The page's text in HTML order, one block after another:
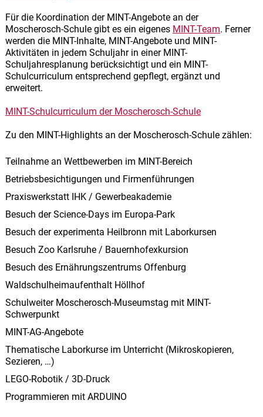
Für die Koordination der MINT-Angebote an der
Moscherosch-Schule gibt es ein eigenes MINT-Team. Ferner
werden die MINT-Inhalte, MINT-Angebote und MINT-
Aktivitäten in jedem Schuljahr in einer MINT-
Schuljahresplanung berücksichtigt und ein MINT-
Schulcurriculum entsprechend gepflegt, ergänzt und
erweitert.
MINT-Schulcurriculum der Moscherosch-Schule
Zu den MINT-Highlightsan der Moscherosch-Schule zählen:
Teilnahme an Wettbewerben im MINT-Bereich
Betriebsbesichtigungen und Firmenführungen
Praxiswerkstatt IHK / Gewerbeakademie
Besuch der Science-Days im Europa-Park
Besuch der experimenta Heilbronn mit Laborkursen
Besuch Zoo Karlsruhe / Bauernhofexkursion
Besuch des Ernährungszentrums Offenburg
Waldschulheimaufenthalt Höllhof
Schulweiter Moscherosch-Museumstag mit MINT-
Schwerpunkt
MINT-AG-Angebote
Thematische Laborkurse im Unterricht (Mikroskopieren,
Sezieren, …)
LEGO-Robotik / 3D-Druck
Programmieren mit ARDUINO